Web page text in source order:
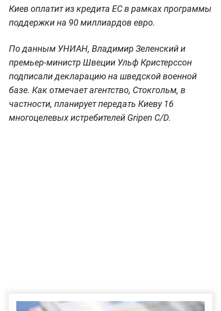
Киев оплатит из кредита ЕС в рамках программы
поддержки на 90 миллиардов евро.
По данным УНИАН, Владимир Зеленский и
премьер-министр Швеции Ульф Кристерссон
подписали декларацию на шведской военной
базе. Как отмечает агентство, Стокгольм, в
частности, планирует передать Киеву 16
многоцелевых истребителей Gripen C/D.